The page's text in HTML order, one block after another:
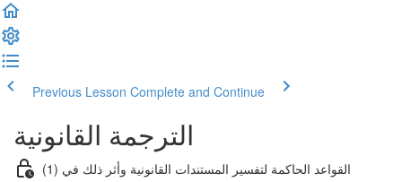
Previous Lesson Complete and Continue
الترجمة القانونية
(1) القواعد الحاكمة لتفسير المستندات القانونية وأثر ذلك في